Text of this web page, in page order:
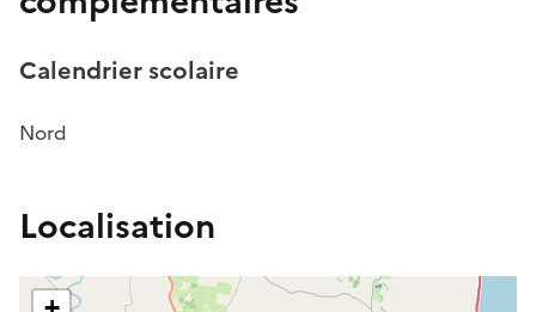
Calendrier scolaire
Nord
Localisation